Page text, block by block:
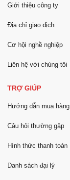
Giới thiệu công ty
Địa chỉ giao dịch
Cơ hội nghề nghiệp
Liên hệ với chúng tôi
TRỢ GIÚP
Hướng dẫn mua hàng
Câu hỏi thường gặp
Hình thức thanh toán
Danh sách đại lý